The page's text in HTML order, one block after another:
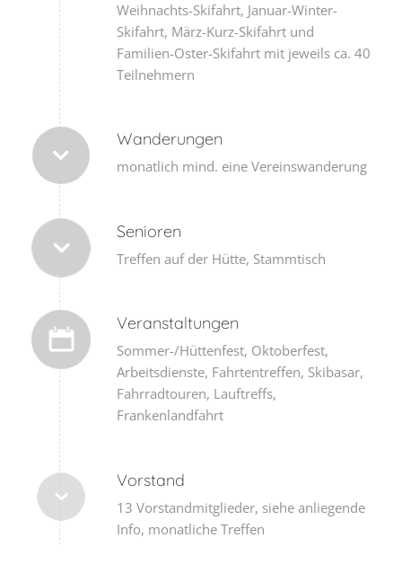
Weihnachts-Skifahrt, Januar-Winter-
Skifahrt, März-Kurz-Skifahrt und
Familien-Oster-Skifahrt mit jeweils ca. 40
Teilnehmern
Wanderungen
monatlich mind. eine Vereinswanderung
Senioren
Treffen auf der Hütte, Stammtisch
Veranstaltungen
Sommer-/Hüttenfest, Oktoberfest,
Arbeitsdienste, Fahrtentreffen, Skibasar,
Fahrradtouren, Lauftreffs,
Frankenlandfahrt
Vorstand
13 Vorstandmitglieder, siehe anliegende
Info, monatliche Treffen